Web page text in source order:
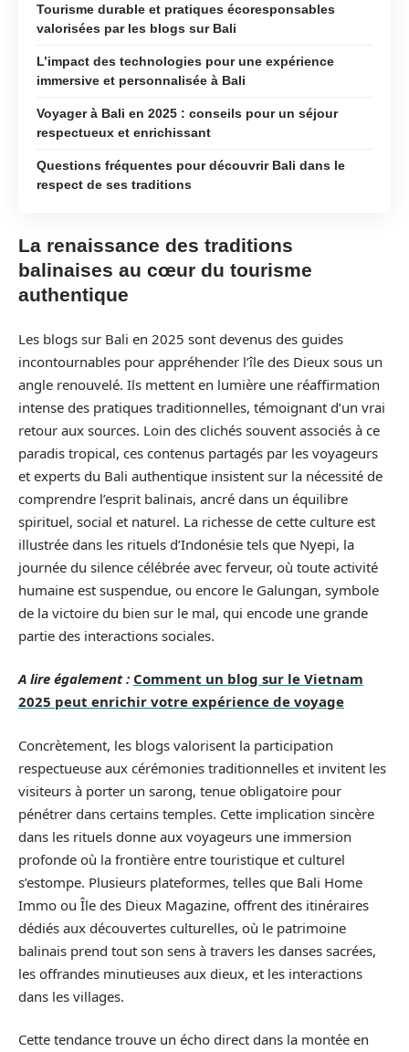
Tourisme durable et pratiques écoresponsables
valorisées par les blogs sur Bali
L’impact des technologies pour une expérience
immersive et personnalisée à Bali
Voyager à Bali en 2025 : conseils pour un séjour
respectueux et enrichissant
Questions fréquentes pour découvrir Bali dans le
respect de ses traditions
La renaissance des traditions
balinaises au cœur du tourisme
authentique
Les blogs sur Bali en 2025 sont devenus des guides
incontournables pour appréhender l’île des Dieux sous un
angle renouvelé. Ils mettent en lumière une réaffirmation
intense des pratiques traditionnelles, témoignant d’un vrai
retour aux sources. Loin des clichés souvent associés à ce
paradis tropical, ces contenus partagés par les voyageurs
et experts du Bali authentique insistent sur la nécessité de
comprendre l’esprit balinais, ancré dans un équilibre
spirituel, social et naturel. La richesse de cette culture est
illustrée dans les rituels d’Indonésie tels que Nyepi, la
journée du silence célébrée avec ferveur, où toute activité
humaine est suspendue, ou encore le Galungan, symbole
de la victoire du bien sur le mal, qui encode une grande
partie des interactions sociales.
A lire également : Comment un blog sur le Vietnam
2025 peut enrichir votre expérience de voyage
Concrètement, les blogs valorisent la participation
respectueuse aux cérémonies traditionnelles et invitent les
visiteurs à porter un sarong, tenue obligatoire pour
pénétrer dans certains temples. Cette implication sincère
dans les rituels donne aux voyageurs une immersion
profonde où la frontière entre touristique et culturel
s’estompe. Plusieurs plateformes, telles que Bali Home
Immo ou Île des Dieux Magazine, offrent des itinéraires
dédiés aux découvertes culturelles, où le patrimoine
balinais prend tout son sens à travers les danses sacrées,
les offrandes minutieuses aux dieux, et les interactions
dans les villages.
Cette tendance trouve un écho direct dans la montée en